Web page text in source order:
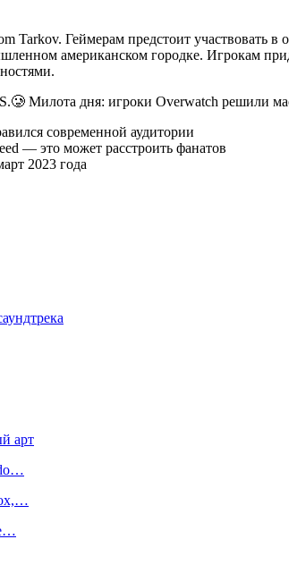
Tarkov. Геймерам предстоит участвовать
американском городке. Игрокам
Милота дня: игроки Overwatch решили
современной аудитории
— это может расстроить фанатов
2023 года
арт